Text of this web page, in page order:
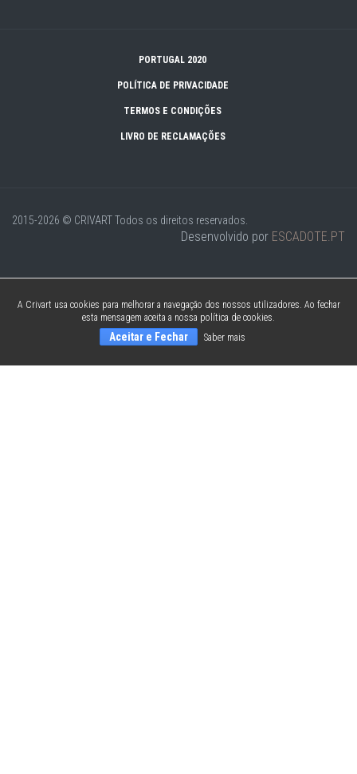
PORTUGAL 2020
POLÍTICA DE PRIVACIDADE
TERMOS E CONDIÇÕES
LIVRO DE RECLAMAÇÕES
2015-2026 © CRIVARTTodos os direitos reservados.
Desenvolvido por ESCADOTE.PT
A Crivart usa cookies para melhorar a navegação dos nossos utilizadores. Ao fechar
esta mensagem aceita a nossa política de cookies.
Aceitar e Fechar Saber mais